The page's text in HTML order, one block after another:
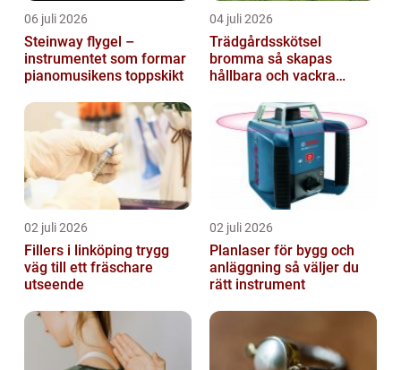
06 juli 2026
Steinway flygel –
instrumentet som formar
pianomusikens toppskikt
04 juli 2026
Trädgårdsskötsel
bromma så skapas
hållbara och vackra
02 juli 2026
Fillers i linköping trygg
väg till ett fräschare
utseende
02 juli 2026
Planlaser för bygg och
anläggning så väljer du
rätt instrument